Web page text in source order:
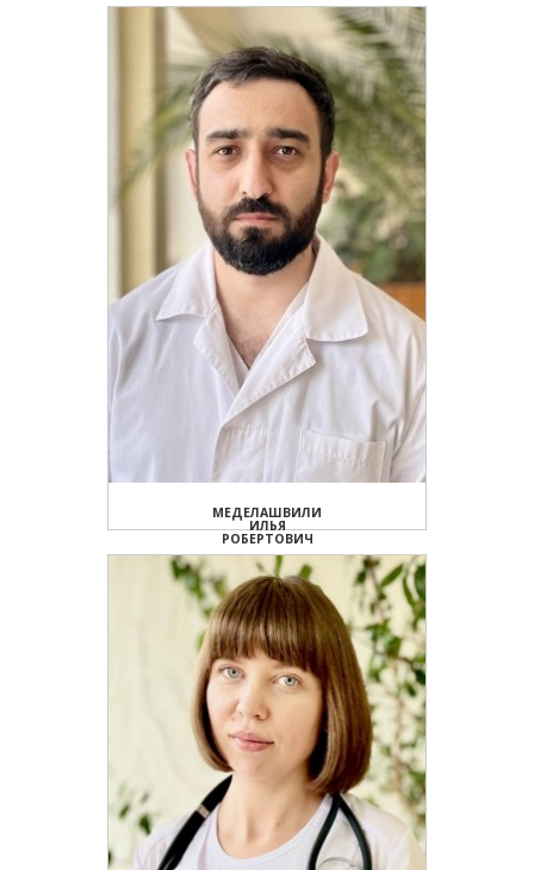
по медицинской части,
врач-терапевт
ПОДРОБНЕЕ
МЕДЕЛАШВИЛИ
ИЛЬЯ
РОБЕРТОВИЧ
Заведующий Ингалятория,
врач-оториноларинголог
ПОДРОБНЕЕ